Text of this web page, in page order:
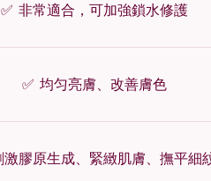
✅ 非常適合，可加強鎖水修護
✅ 均匀亮膚、改善膚色
激膠原生成、緊緻肌膚、撫平細